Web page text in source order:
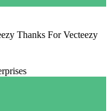
Thanks For Vecteezy